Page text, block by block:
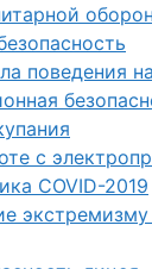
поведения
с
COVID-2019